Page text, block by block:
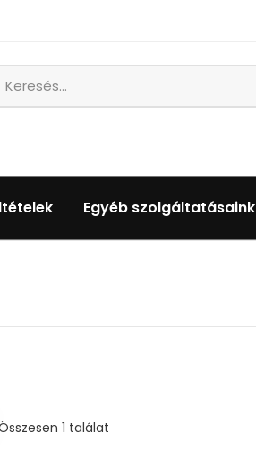
Egyéb szolgáltatásaink
1 találat